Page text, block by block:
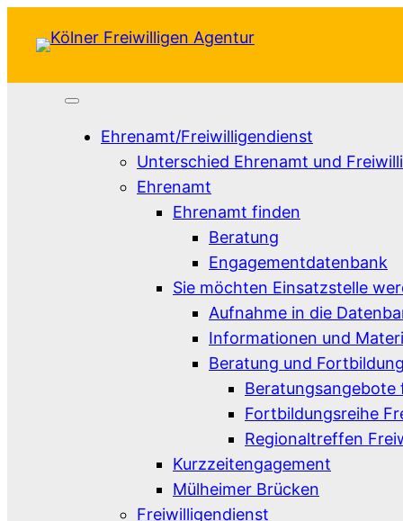
Inhalt
Ehrenamt/Freiwilligendienst
Unterschied Ehrenamt und
Ehrenamt
Ehrenamt finden
Beratung
Engagementdatenbank
Sie möchten Einsatzstelle
Aufnahme in die
Informationen und
Beratung und Fortbildung
Beratungsangebote
Fortbildungsreihe
Regionaltreffen
Kurzzeitengagement
Mülheimer Brücken
Freiwilligendienst